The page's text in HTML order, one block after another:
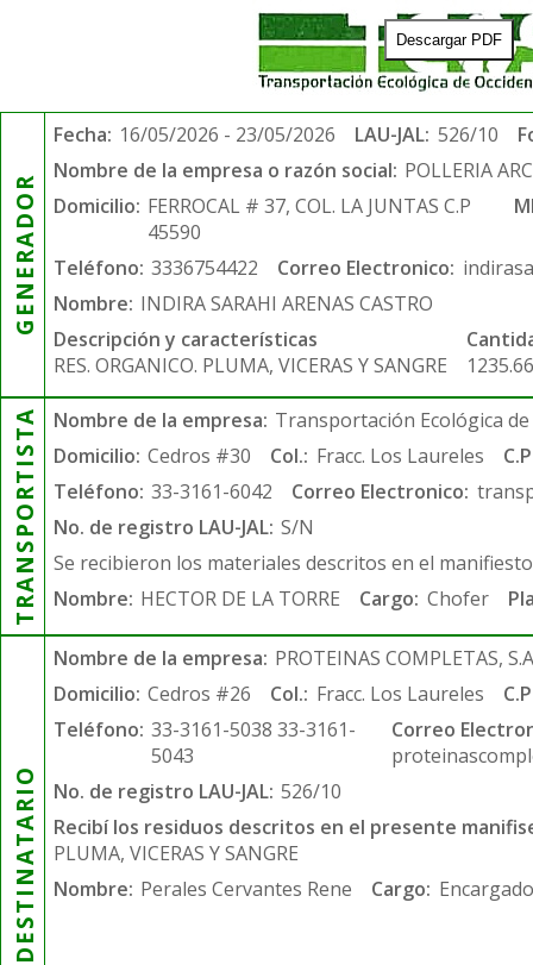
Descargar PDF
GENERADOR
Fecha: 16/05/2026 - 23/05/2026 LAU-JAL: 526/10
Nombre de la empresa o razón social: POLLERIA
Domicilio: FERROCAL # 37, COL. LA JUNTAS C.P
45590
Teléfono: 3336754422 Correo Electronico:
Nombre: INDIRA SARAHI ARENAS CASTRO
Descripción y características
RES. ORGANICO. PLUMA, VICERAS Y SANGRE
1235.66
TRANSPORTISTA Nombre de la empresa: Transportación Ecológica de
Domicilio: Cedros #30 Col.: Fracc. Los Laureles
Teléfono: 33-3161-6042 Correo Electronico:
No. de registro LAU-JAL: S/N
Se recibieron los materiales descritos en el
Nombre: HECTOR DE LA TORRE Cargo: Chofer
DESTINATARIO
Nombre de la empresa: PROTEINAS COMPLETAS,
Domicilio: Cedros #26 Col.: Fracc. Los Laureles
Teléfono: 33-3161-5038 33-3161-
5043
Correo
No. de registro LAU-JAL: 526/10
Recibí los residuos descritos en el presente
PLUMA, VICERAS Y SANGRE
Nombre: Perales Cervantes Rene Cargo: